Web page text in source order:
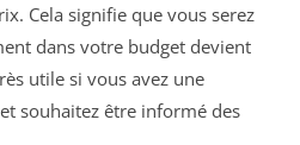
Cela signifie que vous serez
dans votre budget devient
utile si vous avez une
souhaitez être informé des